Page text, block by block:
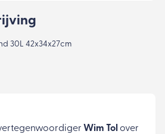
30L 42x34x27cm
Wim Tol over